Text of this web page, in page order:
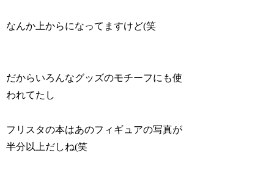
なんか上からになってますけど(笑
だからいろんなグッズのモチーフにも使
われてたし
フリスタの本はあのフィギュアの写真が
半分以上だしね(笑